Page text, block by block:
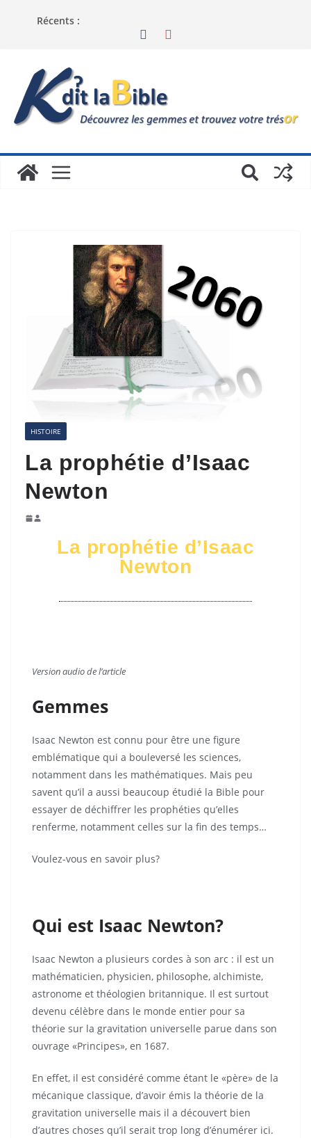
Récents :
HISTOIRE
La prophétie d’Isaac
Newton
La prophétie d’Isaac
Newton
Version audio de l’article
Gemmes
Isaac Newton est connu pour être une figure
emblématique qui a bouleversé les sciences,
notamment dans les mathématiques. Mais peu
savent qu’il a aussi beaucoup étudié la Bible pour
essayer de déchiffrer les prophéties qu’elles
renferme, notamment celles sur la fin des temps…
Voulez-vous en savoir plus?
Qui est Isaac Newton?
Isaac Newton a plusieurs cordes à son arc : il est un
mathématicien, physicien, philosophe, alchimiste,
astronome et théologien britannique. Il est surtout
devenu célèbre dans le monde entier pour sa
théorie sur la gravitation universelle parue dans son
ouvrage «Principes», en 1687.
En effet, il est considéré comme étant le «père» de la
mécanique classique, d’avoir émis la théorie de la
gravitation universelle mais il a découvert bien
d’autres choses qu’il serait trop long d’énumérer ici.